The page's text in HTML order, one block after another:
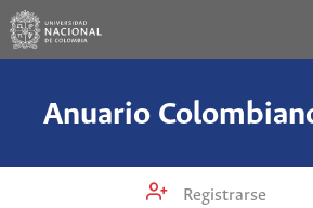
Registrarse